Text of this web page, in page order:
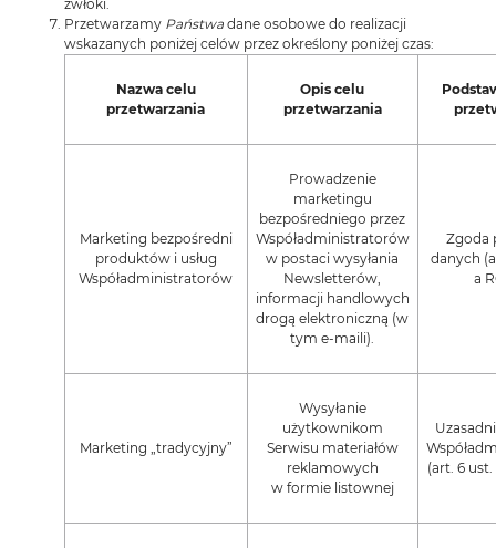
zwłoki.
Przetwarzamy Państwadane osobowe do realizacji
wskazanych poniżej celów przez określony poniżej czas:
Nazwa celu
przetwarzania
Opis celu
przetwarzania
Marketing bezpośredni
produktów i usług
Współadministratorów
Prowadzenie
marketingu
bezpośredniego przez
Współadministratorów
w postaci wysyłania
Newsletterów,
informacji handlowych
drogą elektroniczną (w
tym e-maili).
Zgoda
danych
a
Marketing „tradycyjny”
Wysyłanie
użytkownikom
Serwisu materiałów
reklamowych
w formie listownej
(art. 6 ust.